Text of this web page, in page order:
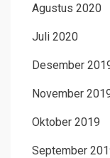
Agustus 2020
Juli 2020
Desember
November
Oktober 2019
September